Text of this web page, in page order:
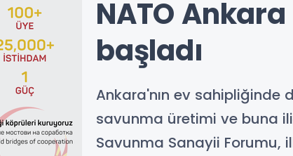
NATO
başladı
Ankara'nın ev sahipliğinde
savunma üretimi ve buna
Savunma Sanayii Forumu,